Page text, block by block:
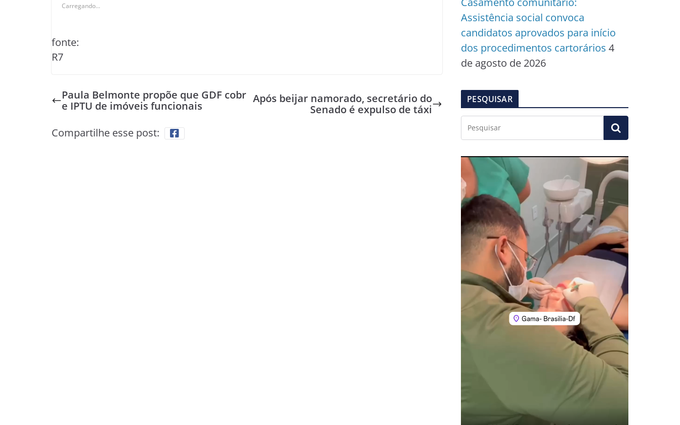
Carregando...
fonte:
R7
Paula Belmonte propõe que GDF cobr
e IPTU de imóveis funcionais
Após beijar namorado, secretário do
Senado é expulso de táxi
Compartilhe esse post:
Assistência social convoca
candidatos aprovados para início
dos procedimentos cartorários 4
de agosto de 2026
PESQUISAR